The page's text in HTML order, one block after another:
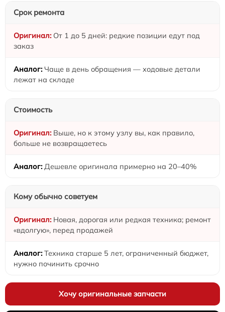
Срок ремонта
От 1 до 5 дней: редкие позиции едут под
заказ
Чаще в день обращения — ходовые детали
лежат на складе
Стоимость
Выше, но к этому узлу вы, как правило,
больше не возвращаетесь
Дешевле оригинала примерно на 20–40%
Кому обычно советуем
Новая, дорогая или редкая техника; ремонт
«вдолгую», перед продажей
Техника старше 5 лет, ограниченный бюджет,
нужно починить срочно
Хочу оригинальные запчасти